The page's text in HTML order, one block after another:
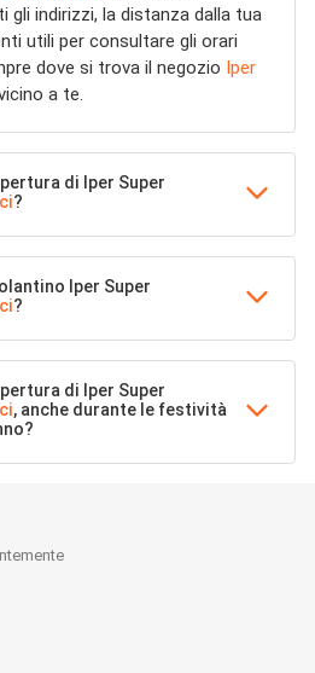
gli indirizzi, la distanza dalla tua
utili per consultare gli orari
dove si trova il negozio Iper
a te.
di Iper Super
?
Iper Super
?
di Iper Super
, anche durante le festività